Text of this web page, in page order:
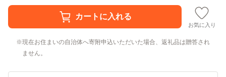
お気に入り
現在お住まいの自治体へ寄附申込いただいた場合、返礼品は贈答され
ません。